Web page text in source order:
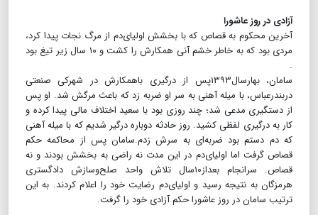
آزادی در روز عاشورا
آخرین محکوم به قصاص که با بخشش اولیای‌دم از مرگ نجات پیدا کرد،
مردی بود که به خاطر خشم آنی همکارش را کشت و ۱۰ سال زیر تیغ بود
.
سامان، بهارسال۱۳۹۳پس از درگیری باهمکارش در شهرکی صنعتی
دربندرعباس، با میله آهنی به سر او ضربه زد که باعث مرگش شد. او پس
از دستگیری مدعی شد؛ چند روزی بود با سعید اختلاف مالی پیدا کرده و
کار به درگیری لفظی کشید. روز حادثه دوباره درگیر شدیم که با میله آهنی
که دم دستم بود ضربه‌ای به سرش زدم.سامان پس از محاکمه حکم
قصاص گرفت اما اولیای‌دم در این مدت نه راضی به بخشش بودند و نه
قصاص. سرانجام بعداز۱۰سال تلاش واحد صلح‌و‌سازش دادگستری
هرمزگان به نتیجه رسید و اولیای‌دم رضایت خود را اعلام کردند. به این
ترتیب سامان در روز عاشورا حکم آزادی خود را گرفت.